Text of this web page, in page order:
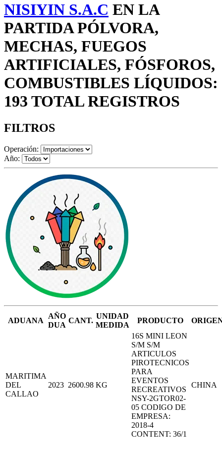
NISIYIN S.A.C EN LA
PARTIDA PÓLVORA,
MECHAS, FUEGOS
ARTIFICIALES, FÓSFOROS,
COMBUSTIBLES LÍQUIDOS:
193 TOTAL REGISTROS
FILTROS
Operación:
Año:
ADUANA
AÑO
DUA
CANT.
UNIDAD
MEDIDA
PRODUCTO
MARITIMA
DEL
CALLAO
2023 2600.98 KG
16S MINI LEON
S/M S/M
ARTICULOS
PIROTECNICOS
PARA
EVENTOS
RECREATIVOS
NSY-2GTOR02-
05 CODIGO DE
EMPRESA:
2018-4
CONTENT: 36/1
CHINA